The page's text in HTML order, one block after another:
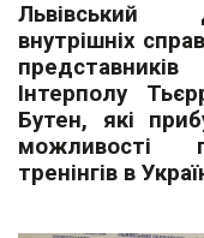
Львівський
внутрішніх
представників
Інтерполу
Бутен, які
можливості
тренінгів в